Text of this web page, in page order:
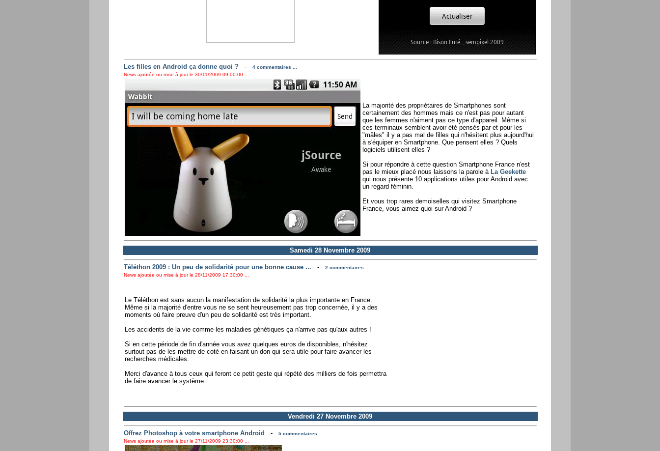
Les filles en Android ça donne quoi ?-
4 commentaires ...
News ajoutée ou mise à jour le 30/11/2009 09:00:00 ...
La majorité des propriétaires de Smartphones sont
certainement des hommes mais ce n'est pas pour autant
que les femmes n'aiment pas ce type d'appareil. Même si
ces terminaux semblent avoir été pensés par et pour les
"mâles" il y a pas mal de filles qui n'hésitent plus aujourd'hui
à s'équiper en Smartphone. Que pensent elles ? Quels
logiciels utilisent elles ?
Si pour répondre à cette question Smartphone France n'est
pas le mieux placé nous laissons la parole à La Geekette
qui nous présente 10 applications utiles pour Android avec
un regard féminin.
Et vous trop rares demoiselles qui visitez Smartphone
France, vous aimez quoi sur Android ?
Samedi 28 Novembre 2009
Téléthon 2009 : Un peu de solidarité pour une bonne cause ... -
2 commentaires ...
News ajoutée ou mise à jour le 28/11/2009 17:30:00 ...
Le Téléthon est sans aucun la manifestation de solidarité la plus importante en France.
Même si la majorité d'entre vous ne se sent heureusement pas trop concernée, il y a des
moments où faire preuve d'un peu de solidarité est très important.
Les accidents de la vie comme les maladies génétiques ça n'arrive pas qu'aux autres !
Si en cette période de fin d'année vous avez quelques euros de disponibles, n'hésitez
surtout pas de les mettre de coté en faisant un don qui sera utile pour faire avancer les
recherches médicales.
Merci d'avance à tous ceux qui feront ce petit geste qui répété des milliers de fois permettra
de faire avancer le système.
Vendredi 27 Novembre 2009
Offrez Photoshop à votre smartphone Android -
5 commentaires ...
News ajoutée ou mise à jour le 27/11/2009 23:30:00 ...